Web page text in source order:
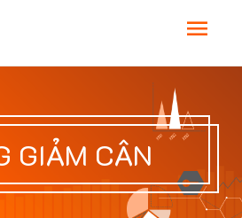
M
a
i
n
GIẢM CÂN